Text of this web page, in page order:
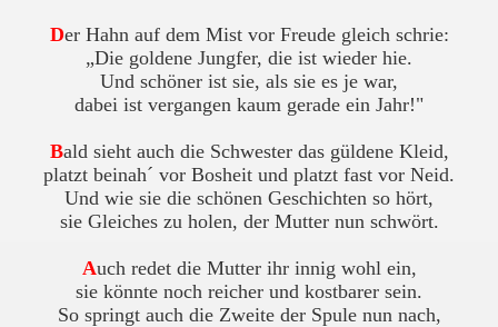
Der Hahn auf dem Mist vor Freude gleich schrie:
„Die goldene Jungfer, die ist wieder hie.
Und schöner ist sie, als sie es je war,
dabei ist vergangen kaum gerade ein Jahr!"
Bald sieht auch die Schwester das güldene Kleid,
platzt beinah´ vor Bosheit und platzt fast vor Neid.
Und wie sie die schönen Geschichten so hört,
sie Gleiches zu holen, der Mutter nun schwört.
Auch redet die Mutter ihr innig wohl ein,
sie könnte noch reicher und kostbarer sein.
So springt auch die Zweite der Spule nun nach,